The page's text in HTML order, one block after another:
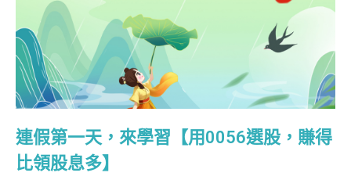
連假第一天，來學習【用0056選股，賺得
比領股息多】